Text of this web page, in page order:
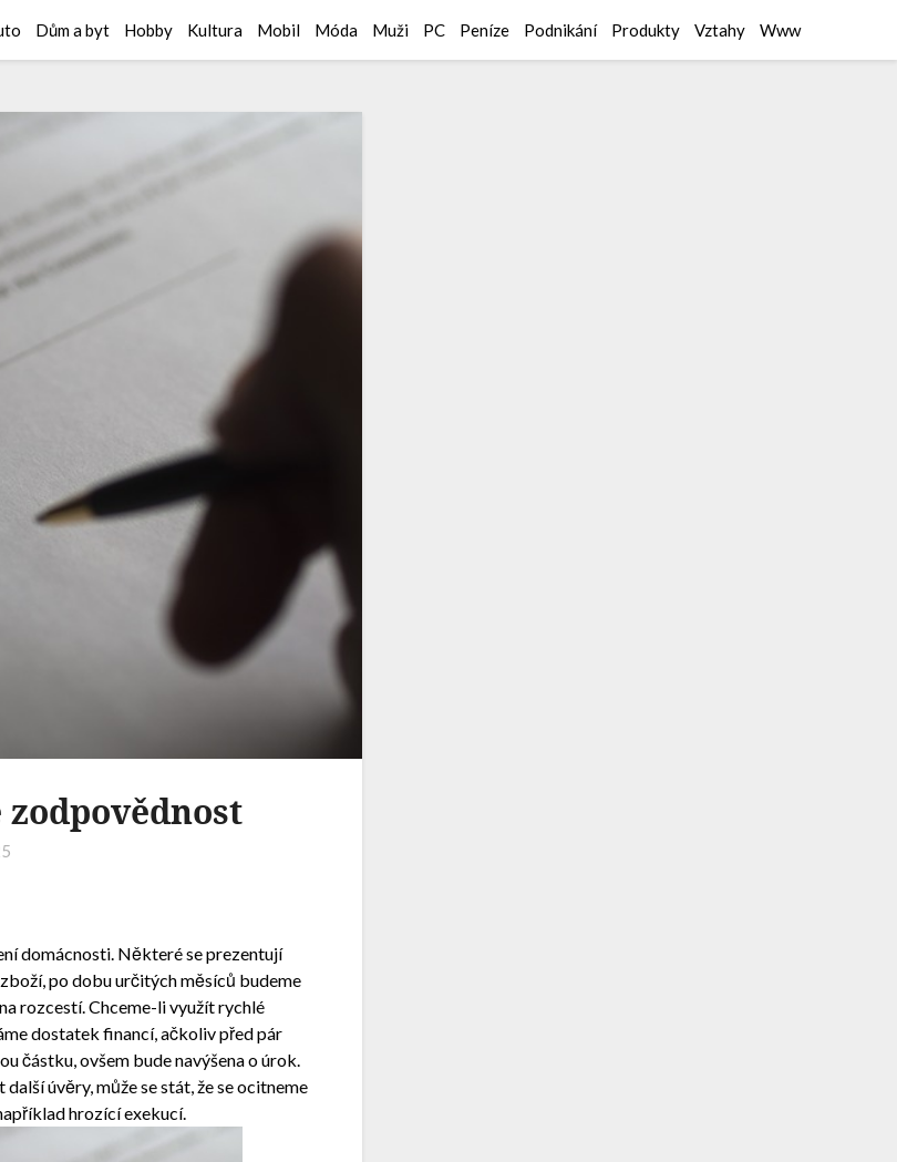
Dům a byt Hobby Kultura Mobil Móda Muži PC Peníze Podnikání Produkty Vztahy Www
domácnosti. Některé se prezentují
po dobu určitých měsíců budeme
rozcestí. Chceme-li využít rychlé
dostatek financí, ačkoliv před pár
částku, ovšem bude navýšena o úrok.
úvěry, může se stát, že se ocitneme
hrozící exekucí.